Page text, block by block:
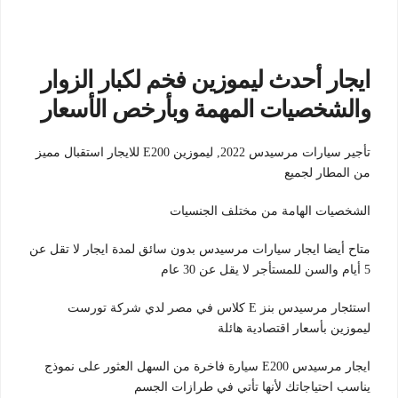
ايجار أحدث ليموزين فخم لكبار الزوار
والشخصيات المهمة وبأرخص الأسعار
تأجير سيارات مرسيدس 2022, ليموزين E200 للايجار استقبال مميز
من المطار لجميع
الشخصيات الهامة من مختلف الجنسيات
متاح أيضا ايجار سيارات مرسيدس بدون سائق لمدة ايجار لا تقل عن
5 أيام والسن للمستأجر لا يقل عن 30 عام
استئجار مرسيدس بنز E كلاس في مصر لدي شركة تورست
ليموزين بأسعار اقتصادية هائلة
ايجار مرسيدس E200 سيارة فاخرة من السهل العثور على نموذج
يناسب احتياجاتك لأنها تأتي في طرازات الجسم